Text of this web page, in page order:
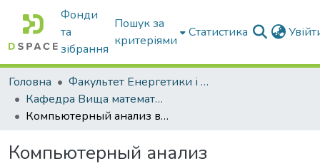
Фонди
та
зібрання
Пошук за
критеріями
Статистика
Головна
Факультет Енергетики і комп'ютерних технологій
Кафедра Вища математика та фізика
Компьютерный анализ вероятностной оценки сопротивления в цепи переменного тока
Компьютерный анализ